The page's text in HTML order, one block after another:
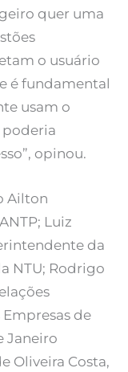
quer uma
o usuário
é fundamental
usam o
poderia
opinou.
Ailton
Luiz
da
NTU; Rodrigo
de
Janeiro
Oliveira Costa,